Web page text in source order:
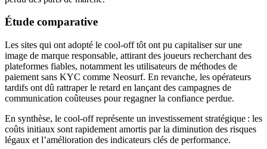
Étude comparative
Les sites qui ont adopté le cool‑off tôt ont pu capitaliser sur une
image de marque responsable, attirant des joueurs recherchant des
plateformes fiables, notamment les utilisateurs de méthodes de
paiement sans KYC comme Neosurf. En revanche, les opérateurs
tardifs ont dû rattraper le retard en lançant des campagnes de
communication coûteuses pour regagner la confiance perdue.
En synthèse, le cool‑off représente un investissement stratégique : les
coûts initiaux sont rapidement amortis par la diminution des risques
légaux et l’amélioration des indicateurs clés de performance.